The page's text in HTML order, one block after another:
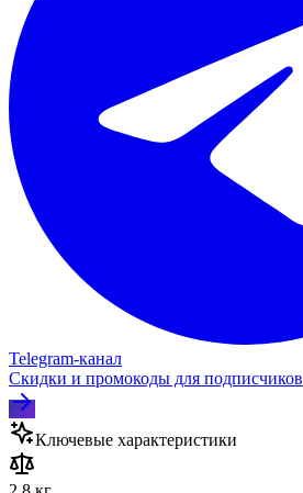
Telegram‑канал
Скидки и промокоды для подписчиков
Ключевые характеристики